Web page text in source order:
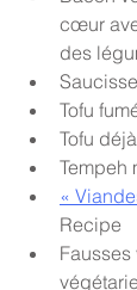
cœur
des
Tofu
Tofu
Tempeh
«
Recipe